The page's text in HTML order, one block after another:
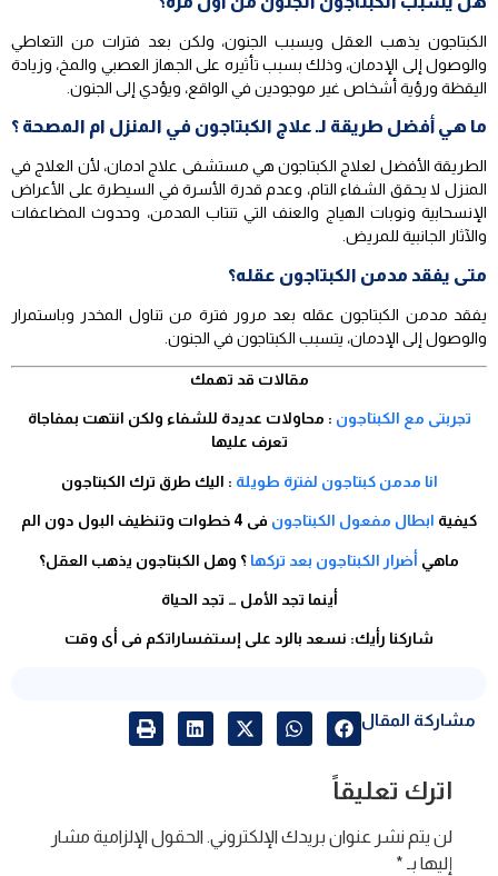
الكبتاجون يذهب العقل ويسبب الجنون، ولكن بعد فترات من التعاطي
والوصول إلى الإدمان، وذلك بسبب تأثيره على الجهاز العصبي والمخ، وزيادة
اليقظة ورؤية أشخاص غير موجودين في الواقع، ويؤدي إلى الجنون.
ما هي أفضل طريقة لـ علاج الكبتاجون في المنزل ام المصحة ؟
الطريقة الأفضل لعلاج الكبتاجون هي مستشفى علاج ادمان، لأن العلاج في
المنزل لا يحقق الشفاء التام، وعدم قدرة الأسرة في السيطرة على الأعراض
الإنسحابية ونوبات الهياج والعنف التي تنتاب المدمن، وحدوث المضاعفات
والآثار الجانبية للمريض.
متى يفقد مدمن الكبتاجون عقله؟
يفقد مدمن الكبتاجون عقله بعد مرور فترة من تناول المخدر وباستمرار
والوصول إلى الإدمان، يتسبب الكبتاجون في الجنون.
مقالات قد تهمك
تجربتى مع الكبتاجون : محاولات عديدة للشفاء ولكن انتهت بمفاجاة
تعرف عليها
انا مدمن كبتاجون لفترة طويلة : اليك طرق ترك الكبتاجون
كيفية ابطال مفعول الكبتاجون فى 4 خطوات وتنظيف البول دون الم
ماهي أضرار الكبتاجون بعد تركها ؟ وهل الكبتاجون يذهب العقل؟
أينما تجد الأمل … تجد الحياة
شاركنا رأيك: نسعد بالرد على إستفساراتكم فى أى وقت
مشاركة المقال
اترك تعليقاً
لن يتم نشر عنوان بريدك الإلكتروني. الحقول الإلزامية مشار
إليها بـ *